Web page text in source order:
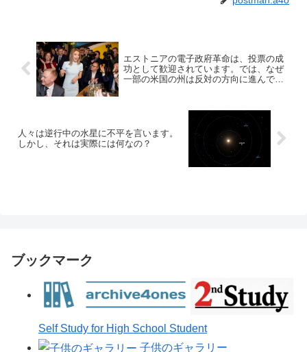
エストニアの電子政府革命は、投票の成
功として歓迎されています。では、なぜ
一部の米国の州は反対の方向に進んでい
人々は逆行中の水星に不平を言います。
しかし、それは実際には何なの？
ブックマーク
Self Study for High School Student
子供のギャラリー